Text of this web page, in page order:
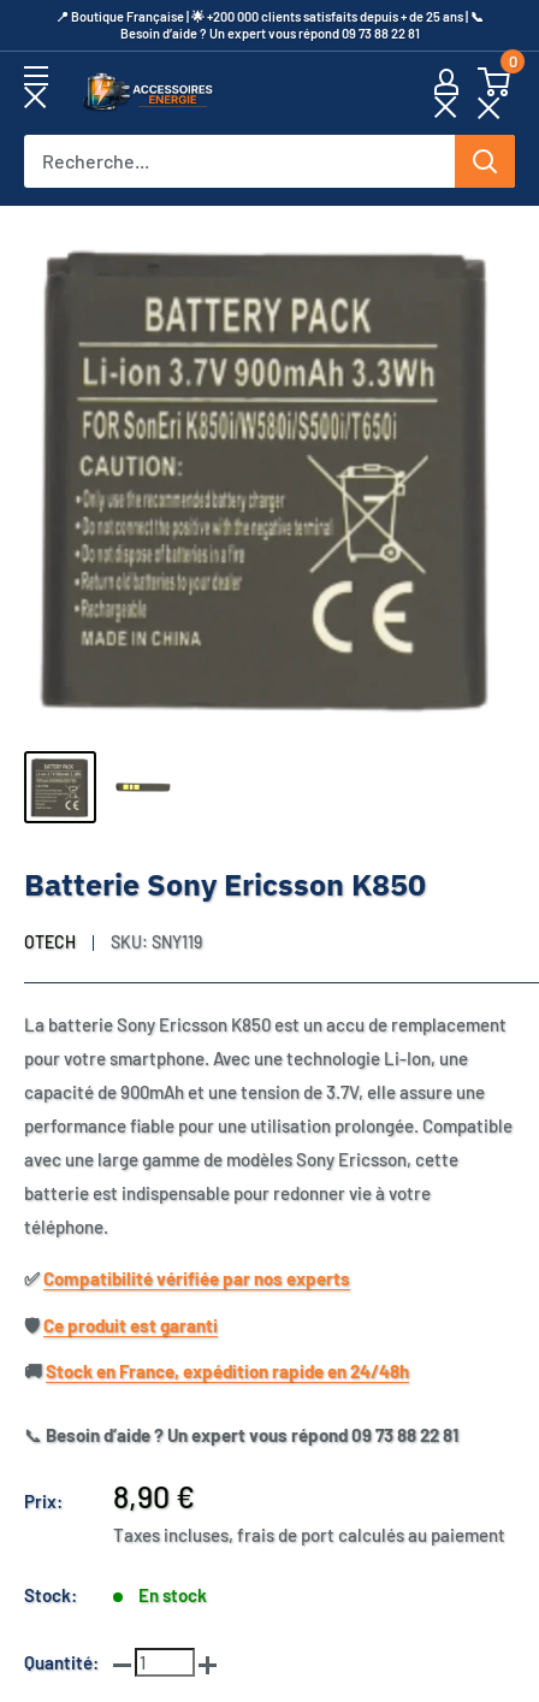
au
contenu
​📍​ Boutique Française | 🌟 +200 000 clients satisfaits depuis + de 25 ans | 📞​
Besoin d’aide ? Un expert vous répond 09 73 88 22 81
Accessoires
0
Batterie Sony Ericsson K850
OTECH SKU: SNY119
La batterie Sony Ericsson K850 est un accu de remplacement
pour votre smartphone. Avec une technologie Li-Ion, une
capacité de 900mAh et une tension de 3.7V, elle assure une
performance fiable pour une utilisation prolongée. Compatible
avec une large gamme de modèles Sony Ericsson, cette
batterie est indispensable pour redonner vie à votre
téléphone.
✅​Compatibilité vérifiée par nos experts
🛡️​Ce produit est garanti
🚚​Stock en France, expédition rapide en 24/48h
📞 Besoin d’aide ? Un expert vous répond 09 73 88 22 81
Prix:
Prix
réduit
8,90 €
Taxes incluses, frais de port calculés au paiement
Stock: En stock
Quantité: